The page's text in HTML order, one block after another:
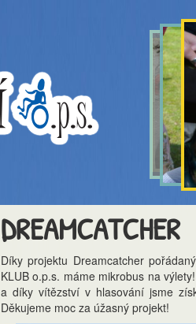
DREAMCATCHER
Díky projektu Dreamcatcher
KLUB o.p.s. máme mikrobus na
a díky vítězství v hlasování jsme
Děkujeme moc za úžasný projekt!